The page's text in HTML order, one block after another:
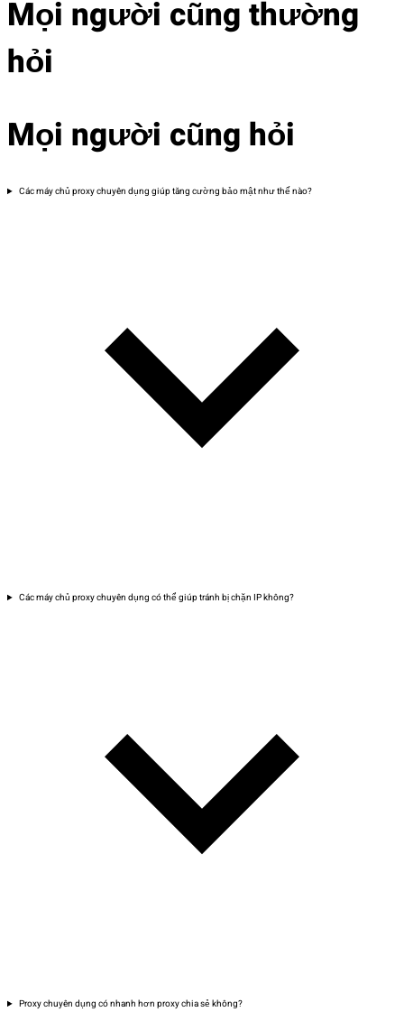
Mọi người cũng thường
hỏi
Mọi người cũng hỏi
Các máy chủ proxy chuyên dụng giúp tăng cường bảo mật như thế nào?
Các máy chủ proxy chuyên dụng có thể giúp tránh bị chặn IP không?
Proxy chuyên dụng có nhanh hơn proxy chia sẻ không?